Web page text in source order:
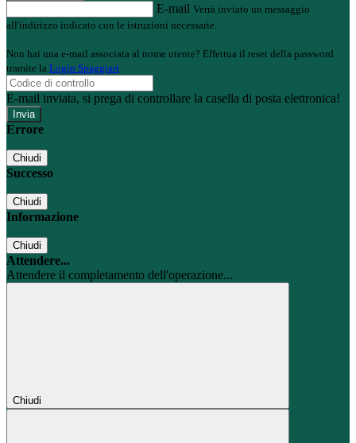
E-mail Verrà inviato un messaggio
all'indirizzo indicato con le istruzioni necessarie.
Non hai una e-mail associata al nome utente? Effettua il reset della password
tramite la Login Spaggiari
E-mail inviata, si prega di controllare la casella di posta elettronica!
Errore
Chiudi
Successo
Chiudi
Informazione
Chiudi
Attendere...
Attendere il completamento dell'operazione...
Chiudi